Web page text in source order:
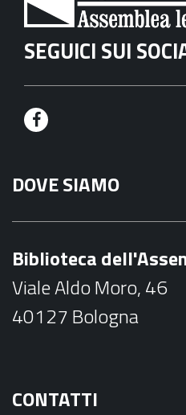
SEGUICI SUI
F
c
e
k
DOVE SIAMO
Biblioteca
Viale Aldo Moro, 46
40127 Bologna
CONTATTI